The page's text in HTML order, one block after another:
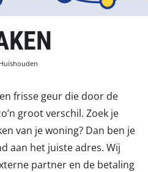
frisse geur die door de
groot verschil. Zoek je
van je woning? Dan ben je
aan het juiste adres. Wij
partner en de betaling